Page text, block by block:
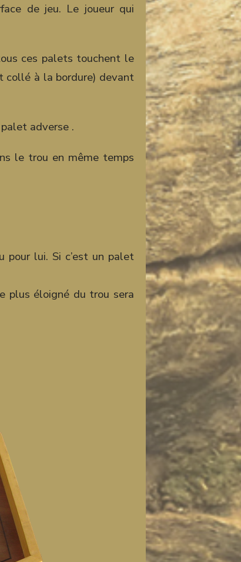
de jeu. Le joueur qui
ces palets touchent le
collé à la bordure) devant
adverse .
le trou en même temps
pour lui. Si c’est un palet
plus éloigné du trou sera